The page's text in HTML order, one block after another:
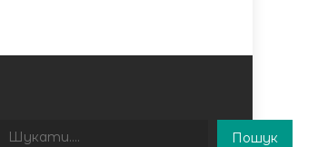
Пошук
Пошук